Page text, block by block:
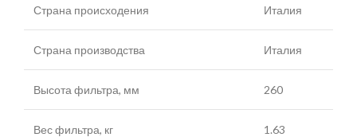
Страна происходения Италия
Страна производства Италия
Высота фильтра, мм 260
Вес фильтра, кг 1.63